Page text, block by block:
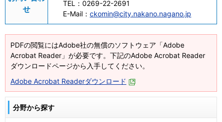
せ
TEL： 0269-22-2691
E-Mail： ckomin@city.nakano.nagano.jp
PDFの閲覧にはAdobe社の無償のソフトウェア「Adobe
Acrobat Reader」が必要です。下記のAdobe Acrobat Reader
ダウンロードページから入手してください。
Adobe Acrobat Readerダウンロード
分野から探す